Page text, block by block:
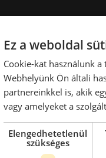
Raktárak ár
Kiadó raktár 7-
Kiadó raktár 10-
Kiadó raktár >
Ez a weboldal
Cookie-kat használunk
Webhelyünk Ön általi
partnereinkkel is, akik
vagy amelyeket a
Elengedhetetlenül
szükséges